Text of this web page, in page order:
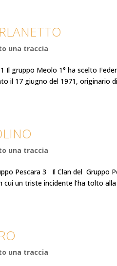
una traccia
Il gruppo Meolo 1° ha scelto
il 17 giugno del 1971, originario
una traccia
Pescara 3 Il Clan del Gruppo
cui un triste incidente l’ha tolto
una traccia